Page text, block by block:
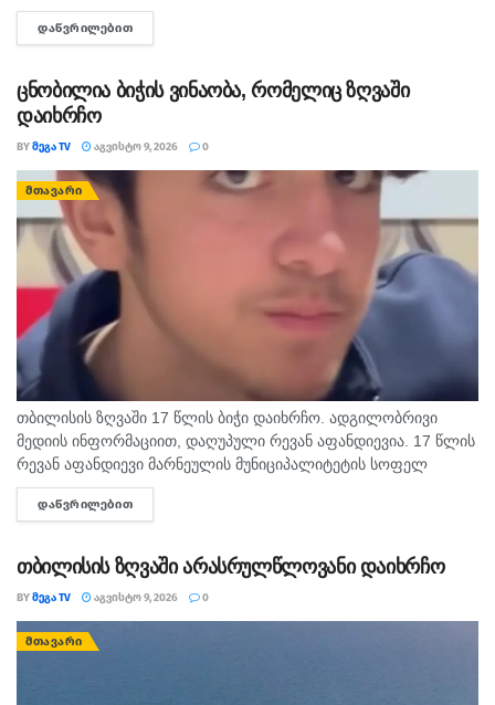
გამომძიებლებმა დაათვალიერეს ის სახლებიც, სადაც,
სავარაუდოდ, დანაშაული ხდებოდა. ნატა ვიბლიანის მიერ
ᲓᲐᲬᲕᲠᲘᲚᲔᲑᲘᲗ
ცნობილია ბიჭის ვინაობა, რომელიც ზღვაში
დაიხრჩო
BYᲛᲔᲒᲐ TV ᲐᲒᲕᲘᲡᲢᲝ 9, 2026 0
ᲛᲗᲐᲕᲐᲠᲘ
თბილისის ზღვაში 17 წლის ბიჭი დაიხრჩო. ადგილობრივი
მედიის ინფორმაციით, დაღუპული რევან აფანდიევია. 17 წლის
რევან აფანდიევი მარნეულის მუნიციპალიტეტის სოფელ
კაფანახჩის მკვიდრი იყო. თანასოფლელების ინფორმაციით,
ახალგაზრდა თბილისის ზღვაზე თანატოლებთან ერთად
ᲓᲐᲬᲕᲠᲘᲚᲔᲑᲘᲗ
თბილისის ზღვაში არასრულწლოვანი დაიხრჩო
BYᲛᲔᲒᲐ TV ᲐᲒᲕᲘᲡᲢᲝ 9, 2026 0
ᲛᲗᲐᲕᲐᲠᲘ